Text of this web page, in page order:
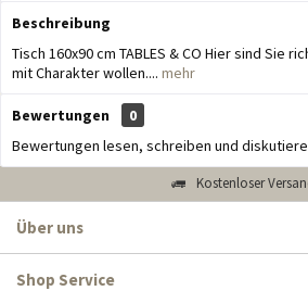
Beschreibung
Tisch 160x90 cm TABLES & CO Hier sind Sie
mit Charakter wollen.... mehr
Bewertungen
0
Bewertungen lesen, schreiben und
Kostenloser
Über uns
Shop Service